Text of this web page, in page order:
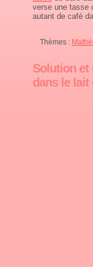
verse une tasse
autant de café
Thèmes :
Solution et
dans le lait